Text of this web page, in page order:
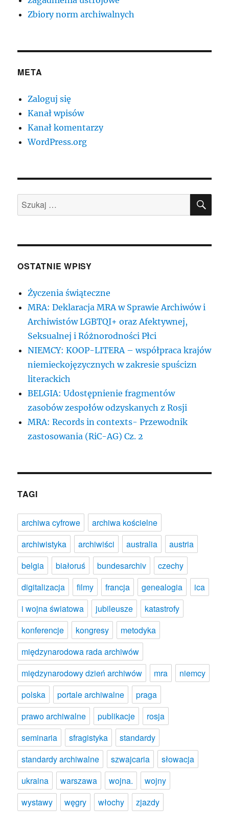
Zbiory norm archiwalnych
META
Zaloguj się
Kanał wpisów
Kanał komentarzy
WordPress.org
Szukaj:
OSTATNIE WPISY
Życzenia świąteczne
MRA: Deklaracja MRA w Sprawie Archiwów i
Archiwistów LGBTQI+ oraz Afektywnej,
Seksualnej i Różnorodności Płci
NIEMCY: KOOP-LITERA – współpraca krajów
niemieckojęzycznych w zakresie spuścizn
literackich
BELGIA: Udostępnienie fragmentów
zasobów zespołów odzyskanych z Rosji
MRA: Records in contexts- Przewodnik
zastosowania (RiC-AG) Cz. 2
TAGI
archiwa cyfrowe
archiwa kościelne
archiwistyka
archiwiści australia
austria
belgia
białoruś bundesarchiv
czechy
digitalizacja
filmy francja genealogia
ica
i wojna światowa
jubileusze
katastrofy
konferencje
kongresy
metodyka
międzynarodowa rada archiwów
międzynarodowy dzień archiwów
mra
niemcy
polska
portale archiwalne
praga
prawo archiwalne
publikacje
rosja
seminaria
sfragistyka
standardy
standardy archiwalne
szwajcaria
słowacja
ukraina
warszawa wojna.
wojny
wystawy
węgry włochy zjazdy